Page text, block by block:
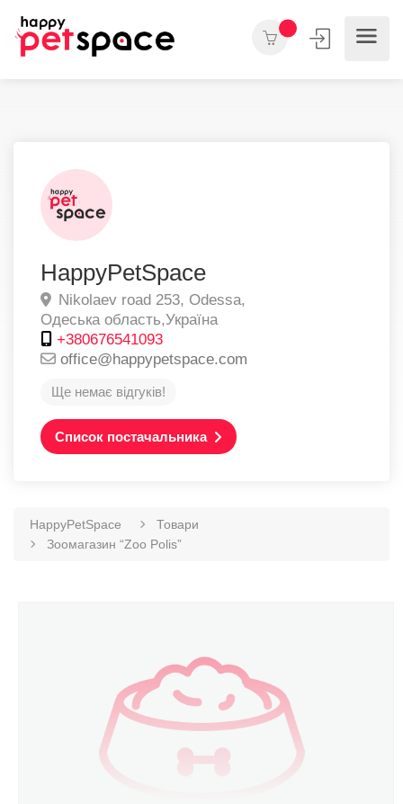
HappyPetSpace
Nikolaev road 253, Odessa,
Одеська область,Україна
+380676541093
office@happypetspace.com
Ще немає відгуків!
Список постачальника
HappyPetSpace
Товари
Зоомагазин “Zoo Polis”